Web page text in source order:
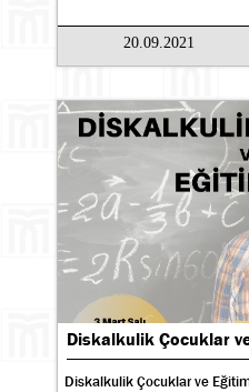
20.09.2021
Diskalkulik Çocuklar
Diskalkulik Çocuklar ve